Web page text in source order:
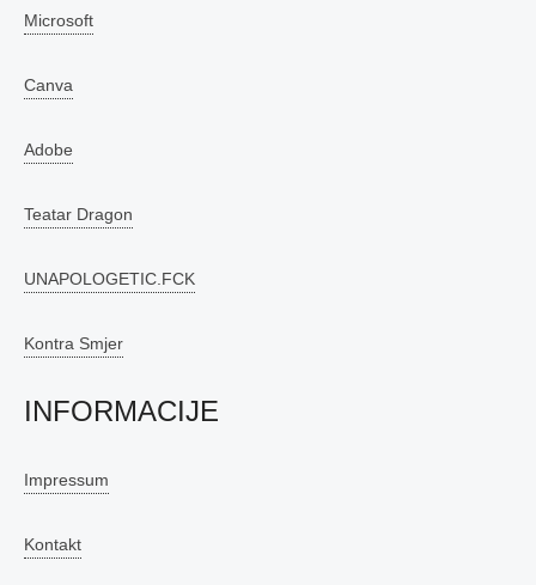
Microsoft
Canva
Adobe
Teatar Dragon
UNAPOLOGETIC.FCK
Kontra Smjer
INFORMACIJE
Impressum
Kontakt